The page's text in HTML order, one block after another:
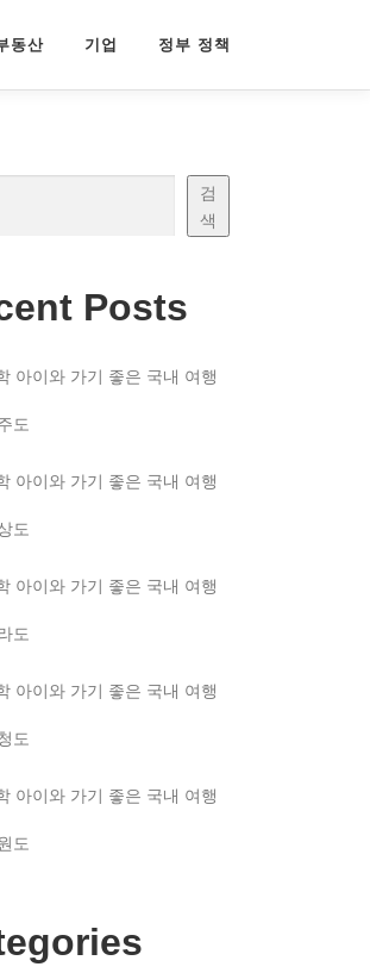
동산 기업 정부 정책
검
색
Posts
아이와 가기 좋은 국내 여행
도
아이와 가기 좋은 국내 여행
도
아이와 가기 좋은 국내 여행
도
아이와 가기 좋은 국내 여행
도
아이와 가기 좋은 국내 여행
도